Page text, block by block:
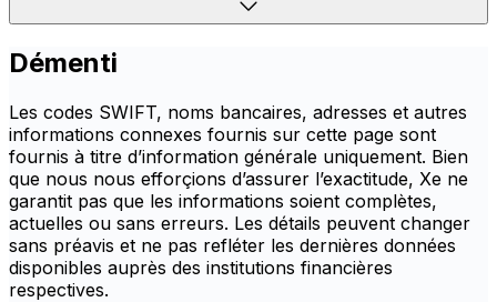
Démenti
Les codes SWIFT, noms bancaires, adresses et autres
informations connexes fournis sur cette page sont
fournis à titre d’information générale uniquement. Bien
que nous nous efforçions d’assurer l’exactitude, Xe ne
garantit pas que les informations soient complètes,
actuelles ou sans erreurs. Les détails peuvent changer
sans préavis et ne pas refléter les dernières données
disponibles auprès des institutions financières
respectives.